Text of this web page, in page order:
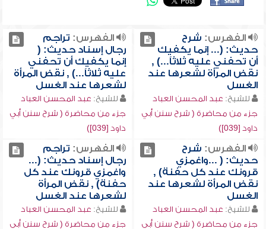
الفهرس: شرح
حديث: (... إنما يكفيك
أن تحفني عليه ثلاثاً...) ,
نقض المرأة لشعرها عند
الغسل
للشيخ: عبد المحسن العباد
جزء من محاضرة ( شرح سنن أبي
داود [039])
الفهرس: تراجم
رجال إسناد حديث: (
إنما يكفيك أن تحفني
عليه ثلاثاً...) , نقض المرأة
لشعرها عند الغسل
للشيخ: عبد المحسن العباد
جزء من محاضرة ( شرح سنن أبي
داود [039])
الفهرس: شرح
حديث: ( ...واغمزي
قرونك عند كل حفنة) ,
نقض المرأة لشعرها عند
الغسل
للشيخ: عبد المحسن العباد
جزء من محاضرة ( شرح سنن أبي
الفهرس: تراجم
رجال إسناد حديث: (...
واغمزي قرونك عند كل
حفنة) , نقض المرأة
لشعرها عند الغسل
للشيخ: عبد المحسن العباد
جزء من محاضرة ( شرح سنن أبي